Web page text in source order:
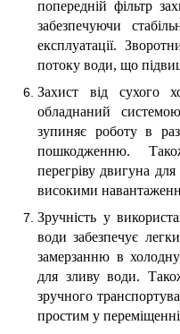
попередній фільтр
забезпечуючи
експлуатації.
потоку води, що
Захист від сухого
обладнаний
зупиняє роботу в
пошкодженню.
перегріву двигуна для
високими
Зручність у
води забезпечує
замерзанню в
для зливу води.
зручного
простим у